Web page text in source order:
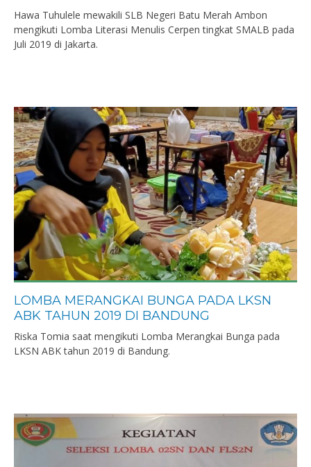
Hawa Tuhulele mewakili SLB Negeri Batu Merah Ambon
mengikuti Lomba Literasi Menulis Cerpen tingkat SMALB pada
Juli 2019 di Jakarta.
LOMBA MERANGKAI BUNGA PADA LKSN
ABK TAHUN 2019 DI BANDUNG
Riska Tomia saat mengikuti Lomba Merangkai Bunga pada
LKSN ABK tahun 2019 di Bandung.